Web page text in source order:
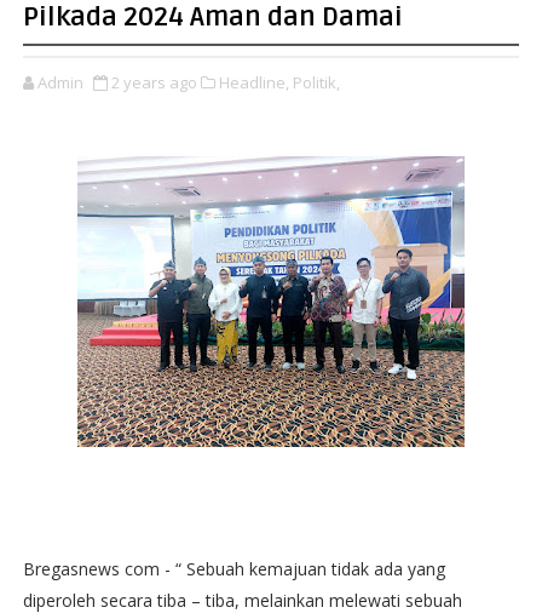
Pilkada 2024 Aman dan Damai
Admin 2 years ago Headline, Politik,
Bregasnews com - “ Sebuah kemajuan tidak ada yang
diperoleh secara tiba – tiba, melainkan melewati sebuah